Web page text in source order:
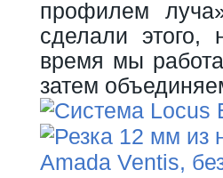
профилем
сделали
время мы
затем